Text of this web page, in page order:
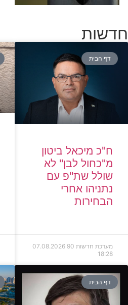
חדשות
דף הבית
ח"כ מיכאל ביטון
מ"כחול לבן" לא
שולל שת"פ עם
נתניהו אחרי
הבחירות
מערכת חדשות 90
07.08.2026
18:28
דף הבית